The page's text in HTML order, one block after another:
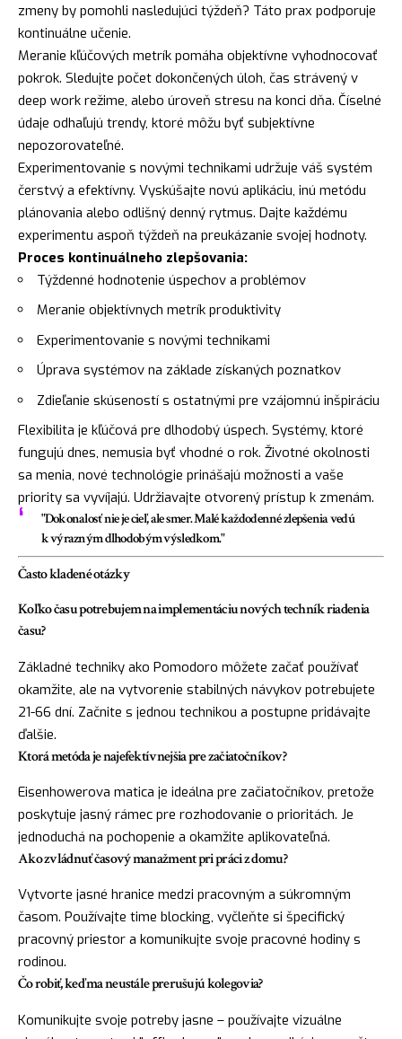
zmeny by pomohli nasledujúci týždeň? Táto prax podporuje
kontinuálne učenie.
Meranie kľúčových metrík pomáha objektívne vyhodnocovať
pokrok. Sledujte počet dokončených úloh, čas strávený v
deep work režime, alebo úroveň stresu na konci dňa. Číselné
údaje odhaľujú trendy, ktoré môžu byť subjektívne
nepozorovateľné.
Experimentovanie s novými technikami udržuje váš systém
čerstvý a efektívny. Vyskúšajte novú aplikáciu, inú metódu
plánovania alebo odlišný denný rytmus. Dajte každému
experimentu aspoň týždeň na preukázanie svojej hodnoty.
Proces kontinuálneho zlepšovania:
Týždenné hodnotenie úspechov a problémov
Meranie objektívnych metrík produktivity
Experimentovanie s novými technikami
Úprava systémov na základe získaných poznatkov
Zdieľanie skúseností s ostatnými pre vzájomnú inšpiráciu
Flexibilita je kľúčová pre dlhodobý úspech. Systémy, ktoré
fungujú dnes, nemusia byť vhodné o rok. Životné okolnosti
sa menia, nové technológie prinášajú možnosti a vaše
priority sa vyvíjajú. Udržiavajte otvorený prístup k zmenám.
"Dokonalosť nie je cieľ, ale smer. Malé každodenné zlepšenia vedú
k výrazným dlhodobým výsledkom."
Často kladené otázky
Koľko času potrebujem na implementáciu nových techník riadenia
času?
Základné techniky ako Pomodoro môžete začať používať
okamžite, ale na vytvorenie stabilných návykov potrebujete
21-66 dní. Začnite s jednou technikou a postupne pridávajte
ďalšie.
Ktorá metóda je najefektívnejšia pre začiatočníkov?
Eisenhowerova matica je ideálna pre začiatočníkov, pretože
poskytuje jasný rámec pre rozhodovanie o prioritách. Je
jednoduchá na pochopenie a okamžite aplikovateľná.
Ako zvládnuť časový manažment pri práci z domu?
Vytvorte jasné hranice medzi pracovným a súkromným
časom. Používajte time blocking, vyčleňte si špecifický
pracovný priestor a komunikujte svoje pracovné hodiny s
rodinou.
Čo robiť, keď ma neustále prerušujú kolegovia?
Komunikujte svoje potreby jasne – používajte vizuálne